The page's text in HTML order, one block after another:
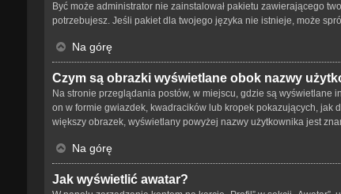
Być może administrator nie zainstalował pakietu zawierającego
potrzebujesz. Jeśli pakiet dla twojego języka nie istnieje, może
Na górę
Czym są obrazki wyświetlane obok nazwy
Na stronie przeglądania postów, w miejscu, gdzie są wyświetlane
on w formie gwiazdek, kwadracików lub kropek pokazujących, jak
większy obrazek, wyświetlany powyżej nazwy użytkownika jest
Na górę
Jak wyświetlić awatar?